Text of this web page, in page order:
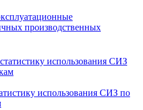
производственных
использования СИЗ по